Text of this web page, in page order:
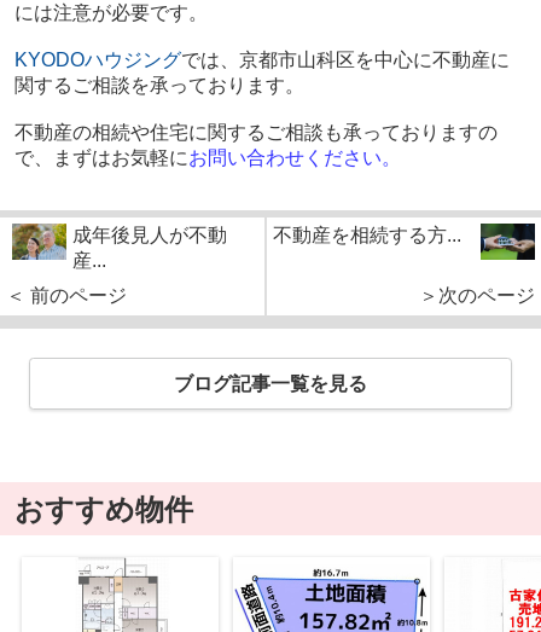
には注意が必要です。
KYODOハウジングでは、京都市山科区を中心に不動産に
関するご相談を承っております。
不動産の相続や住宅に関するご相談も承っておりますの
で、まずはお気軽にお問い合わせください。
成年後見人が不動
産...
＜ 前のページ
不動産を相続する方...
＞次のページ
ブログ記事一覧を見る
おすすめ物件